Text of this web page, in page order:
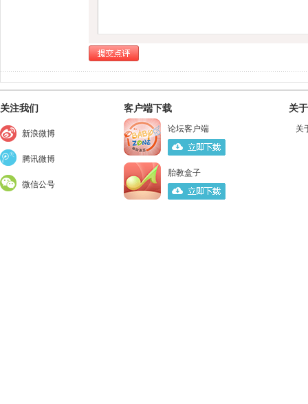
关注我们
新浪微博
腾讯微博
微信公号
客户端下载
论坛客户端
胎教盒子
关
关